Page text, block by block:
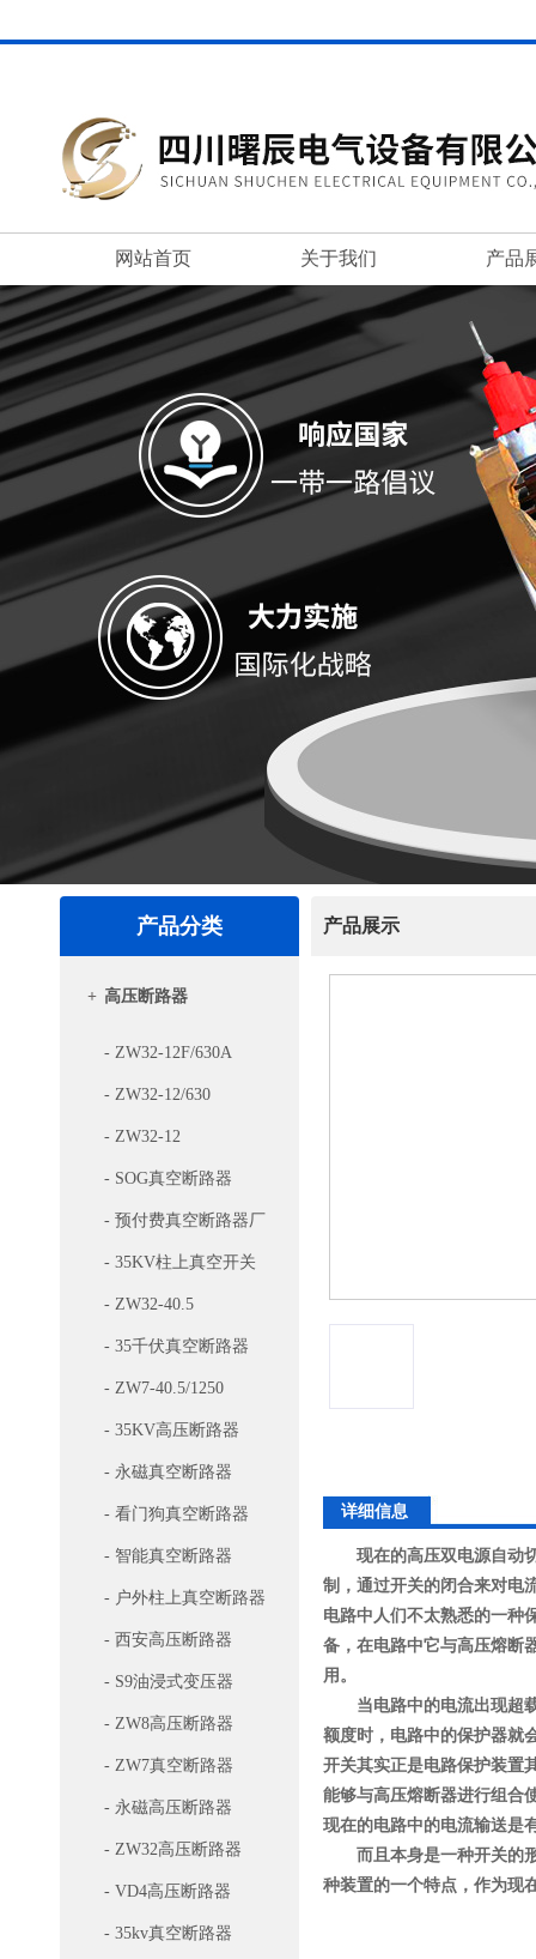
网站首页 关于我们 产品
产品分类
+ 高压断路器
- ZW32-12F/630A
- ZW32-12/630
- ZW32-12
- SOG真空断路器
- 预付费真空断路器厂
- 35KV柱上真空开关
- ZW32-40.5
- 35千伏真空断路器
- ZW7-40.5/1250
- 35KV高压断路器
- 永磁真空断路器
- 看门狗真空断路器
- 智能真空断路器
- 户外柱上真空断路器
- 西安高压断路器
- S9油浸式变压器
- ZW8高压断路器
- ZW7真空断路器
- 永磁高压断路器
- ZW32高压断路器
- VD4高压断路器
- 35kv真空断路器
产品展示
详细信息
现在的高压双电源自动
制，通过开关的闭合来对电
电路中人们不太熟悉的一种
备，在电路中它与高压熔断
用。
当电路中的电流出现超载
额度时，电路中的保护器就
开关其实正是电路保护装置
能够与高压熔断器进行组合
现在的电路中的电流输送是
而且本身是一种开关的形
种装置的一个特点，作为现